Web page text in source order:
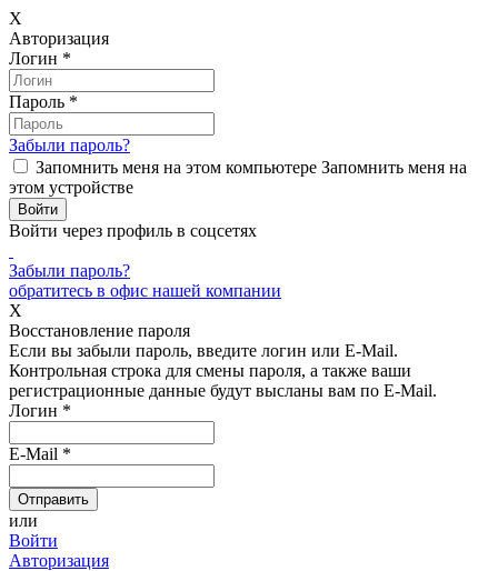
X
Авторизация
Логин *
Пароль *
Забыли пароль?
Запомнить меня на этом компьютере Запомнить меня на
этом устройстве
Войти через профиль в соцсетях
Забыли пароль?
обратитесь в офис нашей компании
X
Восстановление пароля
Если вы забыли пароль, введите логин или E-Mail.
Контрольная строка для смены пароля, а также ваши
регистрационные данные будут высланы вам по E-Mail.
Логин *
E-Mail *
или
Войти
Авторизация